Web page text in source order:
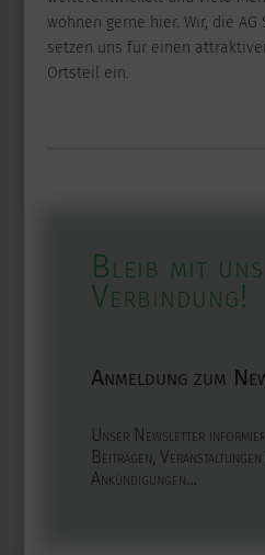
wohnen gerne hier. Wir, die
setzen uns für einen
Ortsteil ein.
Bleib mit
Verbindung!
Anmeldung zum
Unser Newsletter
Beiträgen,
Ankündigungen…